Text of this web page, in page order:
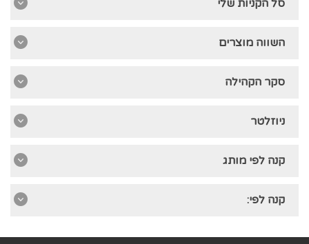
סל הקניות שלי
השווה מוצרים
סקר הקהילה
ניוזלטר
קנה לפי מותג
קנה לפי: